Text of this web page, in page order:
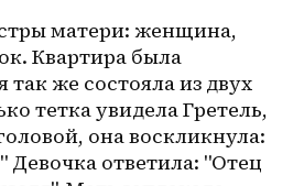
матери: женщина,
Квартира была
же состояла из двух
тетка увидела Гретель,
она воскликнула:
Девочка ответила: "Отец